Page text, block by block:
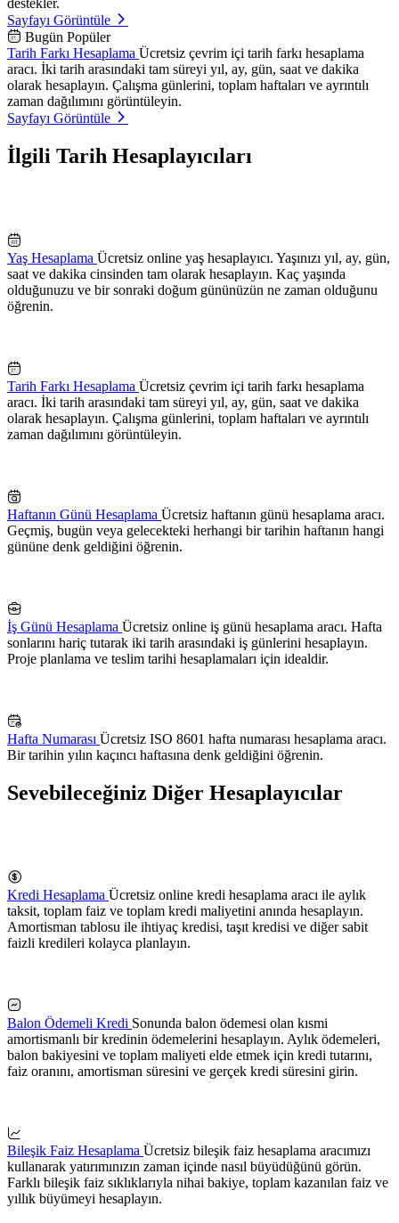
destekler.
Sayfayı Görüntüle
Bugün Popüler
Tarih Farkı Hesaplama Ücretsiz çevrim içi tarih farkı hesaplama
aracı. İki tarih arasındaki tam süreyi yıl, ay, gün, saat ve dakika
olarak hesaplayın. Çalışma günlerini, toplam haftaları ve ayrıntılı
zaman dağılımını görüntüleyin.
Sayfayı Görüntüle
İlgili Tarih Hesaplayıcıları
Yaş Hesaplama Ücretsiz online yaş hesaplayıcı. Yaşınızı yıl, ay, gün,
saat ve dakika cinsinden tam olarak hesaplayın. Kaç yaşında
olduğunuzu ve bir sonraki doğum gününüzün ne zaman olduğunu
öğrenin.
Tarih Farkı Hesaplama Ücretsiz çevrim içi tarih farkı hesaplama
aracı. İki tarih arasındaki tam süreyi yıl, ay, gün, saat ve dakika
olarak hesaplayın. Çalışma günlerini, toplam haftaları ve ayrıntılı
zaman dağılımını görüntüleyin.
Haftanın Günü Hesaplama Ücretsiz haftanın günü hesaplama aracı.
Geçmiş, bugün veya gelecekteki herhangi bir tarihin haftanın hangi
gününe denk geldiğini öğrenin.
İş Günü Hesaplama Ücretsiz online iş günü hesaplama aracı. Hafta
sonlarını hariç tutarak iki tarih arasındaki iş günlerini hesaplayın.
Proje planlama ve teslim tarihi hesaplamaları için idealdir.
Hafta Numarası Ücretsiz ISO 8601 hafta numarası hesaplama aracı.
Bir tarihin yılın kaçıncı haftasına denk geldiğini öğrenin.
Sevebileceğiniz Diğer Hesaplayıcılar
Kredi Hesaplama Ücretsiz online kredi hesaplama aracı ile aylık
taksit, toplam faiz ve toplam kredi maliyetini anında hesaplayın.
Amortisman tablosu ile ihtiyaç kredisi, taşıt kredisi ve diğer sabit
faizli kredileri kolayca planlayın.
Balon Ödemeli Kredi Sonunda balon ödemesi olan kısmi
amortismanlı bir kredinin ödemelerini hesaplayın. Aylık ödemeleri,
balon bakiyesini ve toplam maliyeti elde etmek için kredi tutarını,
faiz oranını, amortisman süresini ve gerçek kredi süresini girin.
Bileşik Faiz Hesaplama Ücretsiz bileşik faiz hesaplama aracımızı
kullanarak yatırımınızın zaman içinde nasıl büyüdüğünü görün.
Farklı bileşik faiz sıklıklarıyla nihai bakiye, toplam kazanılan faiz ve
yıllık büyümeyi hesaplayın.